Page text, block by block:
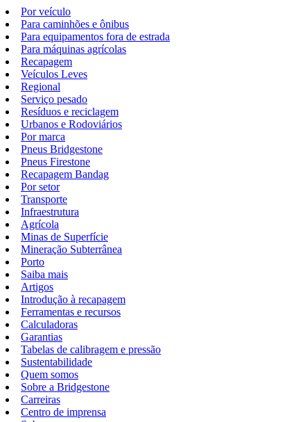
Por veículo
Para caminhões e ônibus
Para equipamentos fora de estrada
Para máquinas agrícolas
Recapagem
Veículos Leves
Regional
Serviço pesado
Resíduos e reciclagem
Urbanos e Rodoviários
Por marca
Pneus Bridgestone
Pneus Firestone
Recapagem Bandag
Por setor
Transporte
Infraestrutura
Agrícola
Minas de Superfície
Mineração Subterrânea
Porto
Saiba mais
Artigos
Introdução à recapagem
Ferramentas e recursos
Calculadoras
Garantias
Tabelas de calibragem e pressão
Sustentabilidade
Quem somos
Sobre a Bridgestone
Carreiras
Centro de imprensa